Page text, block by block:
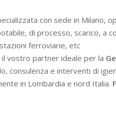
con sede in Milano,
di processo, scarico, a
ferroviarie, etc
il vostro partner ideale per la
consulenza e interventi di
in Lombardia e nord Italia.